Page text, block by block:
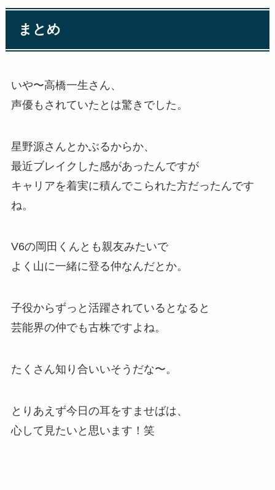
まとめ
いや〜高橋一生さん、
声優もされていたとは驚きでした。
星野源さんとかぶるからか、
最近ブレイクした感があったんですが
キャリアを着実に積んでこられた方だったんです
ね。
V6の岡田くんとも親友みたいで
よく山に一緒に登る仲なんだとか。
子役からずっと活躍されているとなると
芸能界の仲でも古株ですよね。
たくさん知り合いいそうだな〜。
とりあえず今日の耳をすませばは、
心して見たいと思います！笑